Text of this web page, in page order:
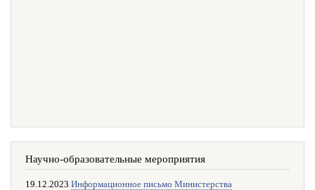
Научно-образовательные мероприятия
19.12.2023 Информационное письмо Министерства